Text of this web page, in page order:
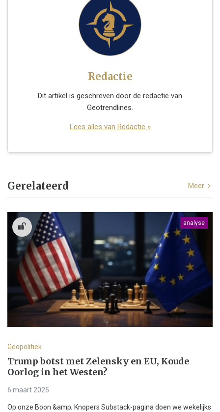
Redactie
Dit artikel is geschreven door de redactie van
Geotrendlines.
Lees alles van Redactie »
Gerelateerd Meer
analyse
Geopolitiek
Trump botst met Zelensky en EU, Koude
Oorlog in het Westen?
6 maart 2025
Op onze Boon &amp; Knopers Substack-pagina doen we wekelijks